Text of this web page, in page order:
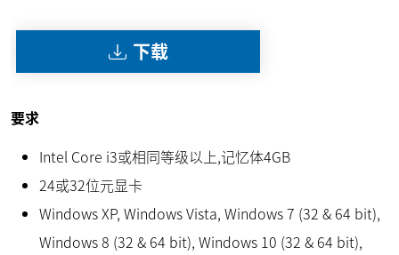
下载
要求
Intel Core i3或相同等级以上,记忆体4GB
24或32位元显卡
Windows XP, Windows Vista, Windows 7 (32 & 64 bit),
Windows 8 (32 & 64 bit), Windows 10 (32 & 64 bit),